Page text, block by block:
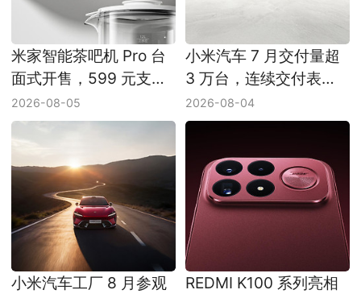
米家智能茶吧机 Pro 台
面式开售，599 元支持
即热煮茶和双区出水
2026-08-05
小米汽车 7 月交付量超
3 万台，连续交付表现
受关注
2026-08-04
小米汽车工厂 8 月参观
REDMI K100 系列亮相